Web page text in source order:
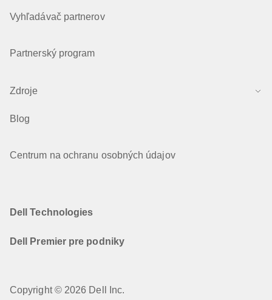
Vyhľadávač partnerov
Partnerský program
Zdroje
Blog
Centrum na ochranu osobných údajov
Dell Technologies
Dell Premier pre podniky
Copyright © 2026 Dell Inc.